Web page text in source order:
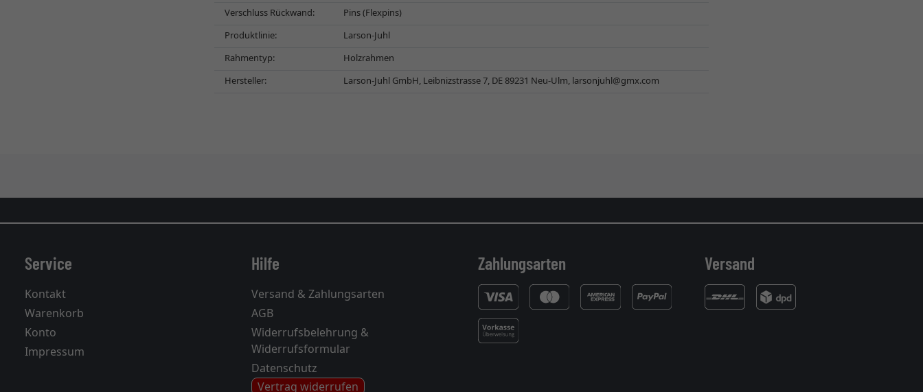
Verschluss Rückwand:
Pins (Flexpins)
Produktlinie:
Larson-Juhl
Rahmentyp:
Holzrahmen
Hersteller:
Larson-Juhl GmbH, Leibnizstrasse 7, DE 89231 Neu-Ulm, larsonjuhl@gmx.com
Service
Kontakt
Warenkorb
Konto
Impressum
Hilfe
Versand & Zahlungsarten
AGB
Widerrufsbelehrung &
Widerrufsformular
Datenschutz
Vertrag widerrufen
Zahlungsarten Versand